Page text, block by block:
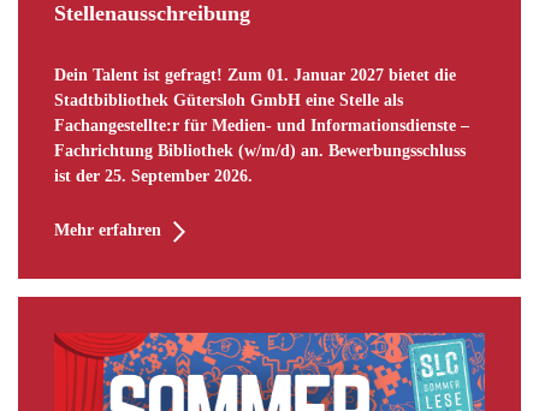
Stellenausschreibung
Dein Talent ist gefragt! Zum 01. Januar 2027 bietet die
Stadtbibliothek Gütersloh GmbH eine Stelle als
Fachangestellte:r für Medien- und Informationsdienste –
Fachrichtung Bibliothek (w/m/d) an. Bewerbungsschluss
ist der 25. September 2026.
Mehr erfahren